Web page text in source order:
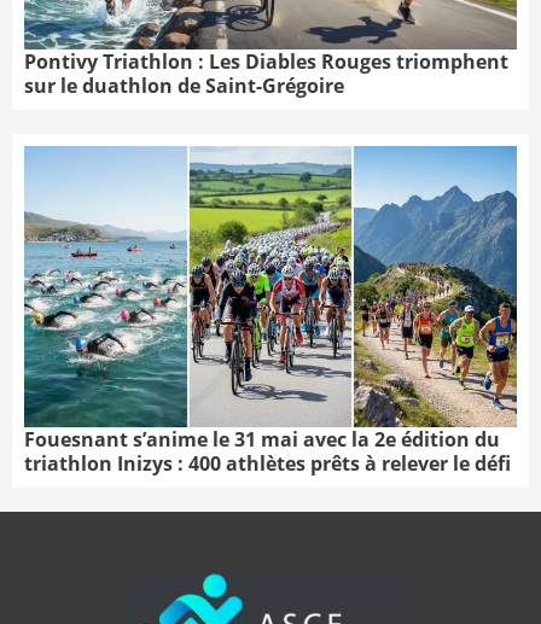
Pontivy Triathlon : Les Diables Rouges triomphent
sur le duathlon de Saint-Grégoire
Fouesnant s’anime le 31 mai avec la 2e édition du
triathlon Inizys : 400 athlètes prêts à relever le défi